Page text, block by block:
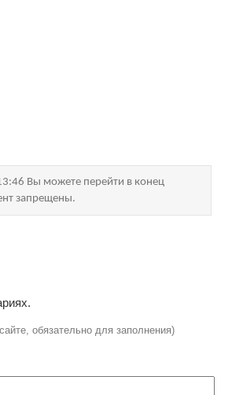
Вы можете перейти в конец
запрещены.
обязательно для заполнения)